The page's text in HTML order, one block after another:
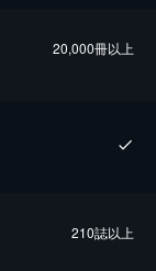
20,000冊以上
210誌以上